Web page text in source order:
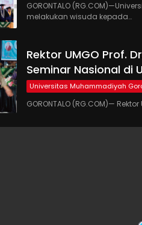
GORONTALO
melakukan wisuda kepada…
Rektor UMGO Prof.
Seminar Nasional di
Universitas Muhammadiyah
GORONTALO (RG.COM)—